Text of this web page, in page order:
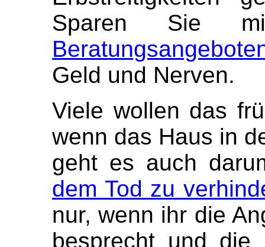
Sparen Sie
Geld und Nerven.
Viele wollen das
wenn das Haus in
geht es auch
dem Tod zu
nur, wenn ihr die
besprecht und die